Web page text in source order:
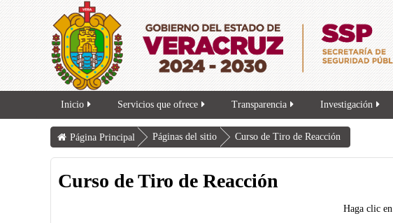
Inicio Servicios que ofrece Transparencia Investigación
Página Principal Páginas del sitio Curso de Tiro de Reacción
Curso de Tiro de Reacción
Haga clic en